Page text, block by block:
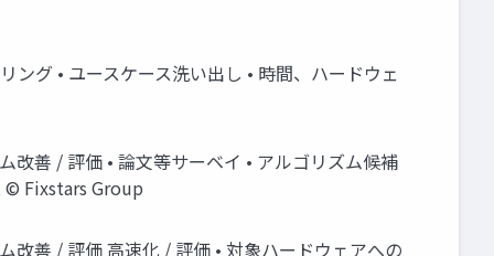
グ • ユースケース洗い出し • 時間、ハードウェ
善 / 評価 • 論文等サーベイ • アルゴリズム候補
© Fixstars Group
善 / 評価 高速化 / 評価 • 対象ハードウェアへの